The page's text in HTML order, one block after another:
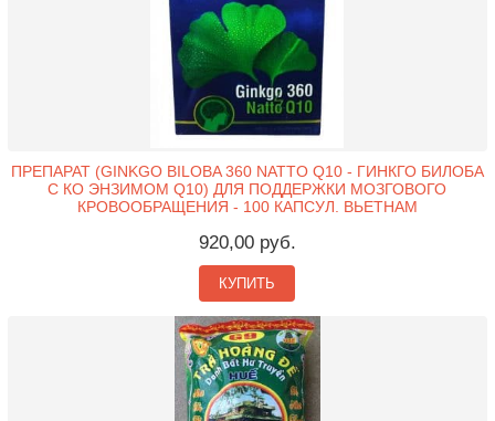
ПРЕПАРАТ (GINKGO BILOBA 360 NATTO Q10 - ГИНКГО БИЛОБА
С КО ЭНЗИМОМ Q10) ДЛЯ ПОДДЕРЖКИ МОЗГОВОГО
КРОВООБРАЩЕНИЯ - 100 КАПСУЛ. ВЬЕТНАМ
920,00 руб.
КУПИТЬ